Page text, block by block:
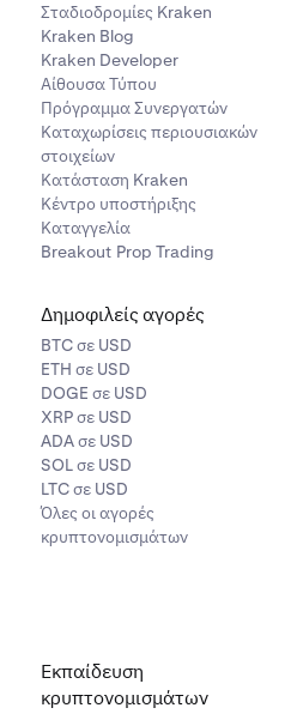
Σταδιοδρομίες Kraken
Kraken Blog
Kraken Developer
Αίθουσα Τύπου
Πρόγραμμα Συνεργατών
Καταχωρίσεις περιουσιακών
στοιχείων
Κατάσταση Kraken
Κέντρο υποστήριξης
Καταγγελία
Breakout Prop Trading
Δημοφιλείς αγορές
BTC σε USD
ETH σε USD
DOGE σε USD
XRP σε USD
ADA σε USD
SOL σε USD
LTC σε USD
Όλες οι αγορές
κρυπτονομισμάτων
Εκπαίδευση
κρυπτονομισμάτων